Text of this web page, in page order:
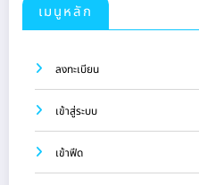
เมนูหลัก
ลงทะเบียน
เข้าสู่ระบบ
เข้าฟีด